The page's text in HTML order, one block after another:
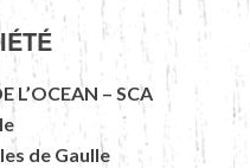
L’OCEAN – SCA
de Gaulle